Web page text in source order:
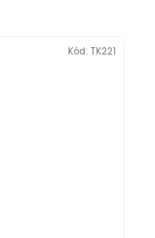
Kód: TK221